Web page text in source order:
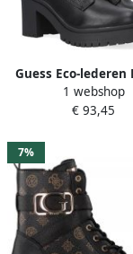
Guess Eco-lederen
Enkellaarzen Black
1 webshop
€ 93,45
7%